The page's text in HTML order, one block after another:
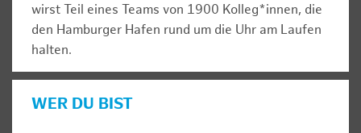
wirst Teil eines Teams von 1900 Kolleg*innen, die
den Hamburger Hafen rund um die Uhr am Laufen
halten.
WER DU BIST